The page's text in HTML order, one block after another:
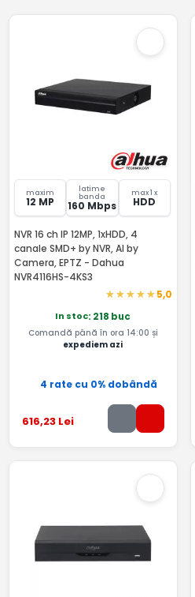
maxim
12 MP
latime
banda
160 Mbps
max 1 x
HDD
NVR 16 ch IP 12MP, 1xHDD, 4
canale SMD+ by NVR, AI by
Camera, EPTZ - Dahua
NVR4116HS-4KS3
5,0
In stoc: 218 buc
Comandă până în ora 14:00 și
expediem azi
4 rate cu 0% dobândă
616,23Lei